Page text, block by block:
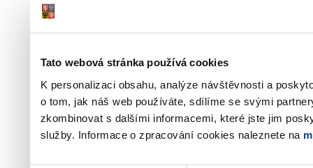
Tato webová stránka používá cookies
K personalizaci obsahu, analýze návštěvnosti a
o tom, jak náš web používáte, sdílíme se svými
zkombinovat s dalšími informacemi, které jste jim
služby. Informace o zpracování cookies naleznete na